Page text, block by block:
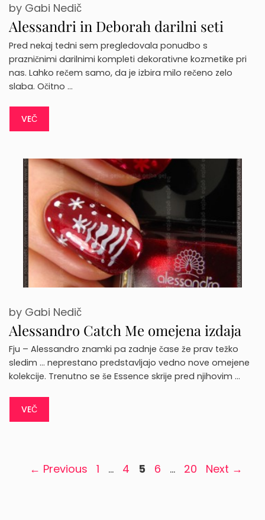
Alessandri in Deborah darilni seti
by Gabi Nedič
Pred nekaj tedni sem pregledovala ponudbo s
prazničnimi darilnimi kompleti dekorativne kozmetike pri
nas. Lahko rečem samo, da je izbira milo rečeno zelo
slaba. Očitno …
VEČ
Alessandro Catch Me omejena izdaja
by Gabi Nedič
Fju – Alessandro znamki pa zadnje čase že prav težko
sledim … neprestano predstavljajo vedno nove omejene
kolekcije. Trenutno se še Essence skrije pred njihovim …
VEČ
← Previous Page
1 … Page
4 Page
5 Page
6 … Page
20 Next →